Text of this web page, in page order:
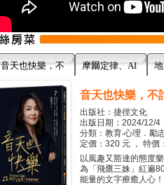
音天也快樂，不 摩爾定律、AI
音天也快樂，不
出版社：捷徑文化
出版日期：2024/12/4
分類：教育‧心理．勵
定價：320 元 ， 特價
以風趣又豁達的態度
為「飛鷹三姝」紅遍
能量的文字療癒人心